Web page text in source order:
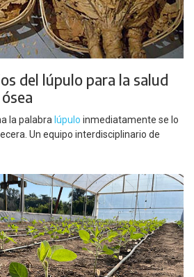
del lúpulo para la salud
la palabra lúpulo inmediatamente se lo
Un equipo interdisciplinario de